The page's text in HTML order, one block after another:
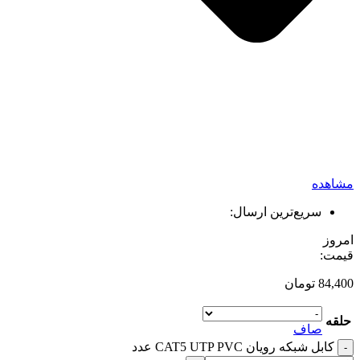
مشاهده
سریع‌ترین ارسال:
امروز
قیمت:
84,400 تومان
حلقه
صاف
- کابل شبکه رویان CAT5 UTP PVC عدد